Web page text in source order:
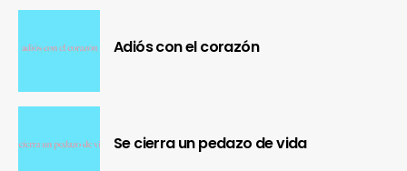
Adiós con el corazón
Se cierra un pedazo de vida